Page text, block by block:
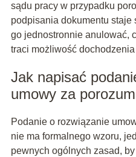
sądu pracy w przypadku
podpisania dokumentu staje
go jednostronnie anulować,
traci możliwość
Jak napisać
umowy za
Podanie o rozwiązanie
nie ma formalnego wzoru,
pewnych ogólnych zasad,